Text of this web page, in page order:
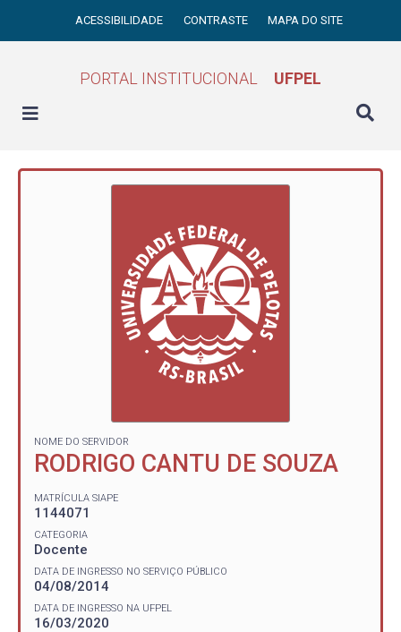
ACESSIBILIDADE CONTRASTE MAPA DO SITE
PORTAL INSTITUCIONAL UFPEL
NOME DO SERVIDOR
RODRIGO CANTU DE SOUZA
MATRÍCULA SIAPE
1144071
CATEGORIA
Docente
DATA DE INGRESSO NO SERVIÇO PÚBLICO
04/08/2014
DATA DE INGRESSO NA UFPEL
16/03/2020